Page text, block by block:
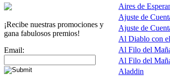
¡Recibe nuestras promociones y
gana fabulosos premios!
Email:
Aires de
Ajuste de
Ajuste de
Al Diablo con
Al Filo del
Al Filo del
Aladdin